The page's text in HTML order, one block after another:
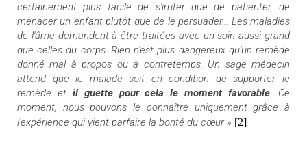
certainement plus facile de s'irriter que de patienter, de
menacer un enfant plutôt que de le persuader... Les maladies
de l'âme demandent à être traitées avec un soin aussi grand
que celles du corps. Rien n'est plus dangereux qu'un remède
donné mal à propos ou à contretemps. Un sage médecin
attend que le malade soit en condition de supporter le
remède et il guette pour cela le moment favorable. Ce
moment, nous pouvons le connaître uniquement grâce à
l'expérience qui vient parfaire la bonté du cœur » [2].